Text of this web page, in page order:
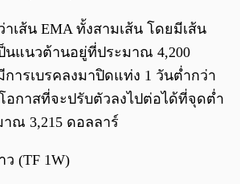
เส้น EMA ทั้งสามเส้น โดยมีเส้น
นแนวต้านอยู่ที่ประมาณ 4,200
ารเบรคลงมาปิดแท่ง 1 วันต่ำกว่า
อกาสที่จะปรับตัวลงไปต่อได้ที่จุดต่ำ
ณ 3,215 ดอลลาร์
(TF 1W)